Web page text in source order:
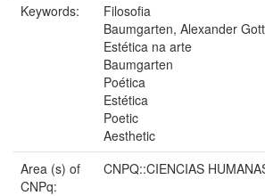
Keywords:
Filosofia
Baumgarten, Alexander
Estética na arte
Baumgarten
Poética
Estética
Poetic
Aesthetic
Area (s) of
CNPq:
CNPQ::CIENCIAS